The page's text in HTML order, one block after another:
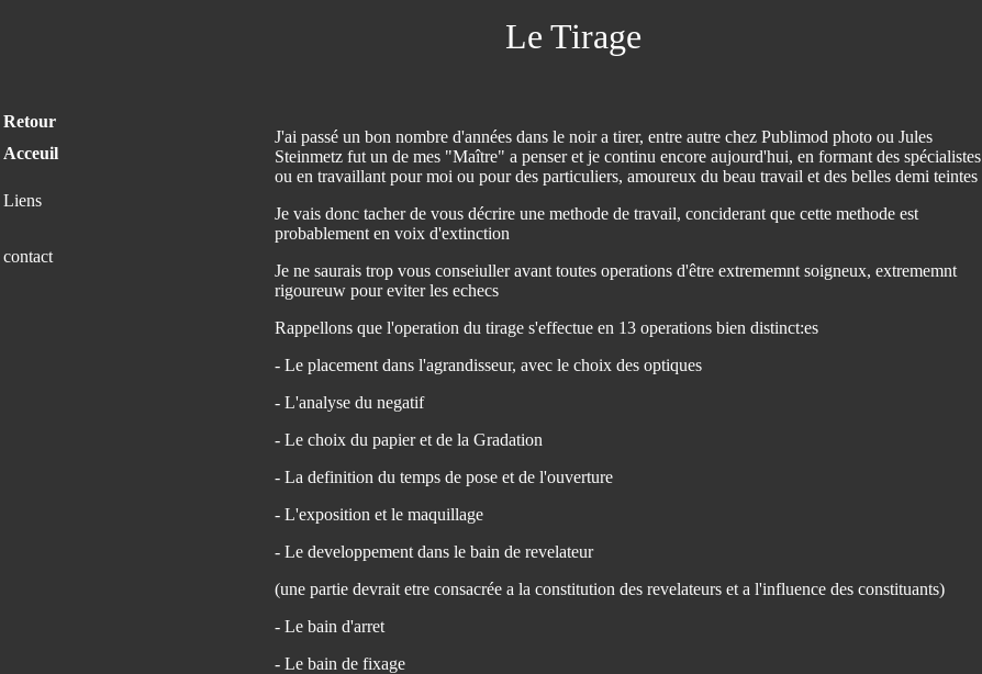
Le Tirage
J'ai passé un bon nombre d'années dans le noir a tirer, entre autre chez Publimod photo ou Jules
Steinmetz fut un de mes "Maître" a penser et je continu encore aujourd'hui, en formant des spécialistes
ou en travaillant pour moi ou pour des particuliers, amoureux du beau travail et des belles demi teintes
Je vais donc tacher de vous décrire une methode de travail, conciderant que cette methode est
probablement en voix d'extinction
Je ne saurais trop vous conseiuller avant toutes operations d'être extrememnt soigneux, extrememnt
rigoureuw pour eviter les echecs
Rappellons que l'operation du tirage s'effectue en 13 operations bien distinct:es
- Le placement dans l'agrandisseur, avec le choix des optiques
- L'analyse du negatif
- Le choix du papier et de la Gradation
- La definition du temps de pose et de l'ouverture
- L'exposition et le maquillage
- Le developpement dans le bain de revelateur
(une partie devrait etre consacrée a la constitution des revelateurs et a l'influence des constituants)
- Le bain d'arret
- Le bain de fixage
Retour
Acceuil
Liens
contact